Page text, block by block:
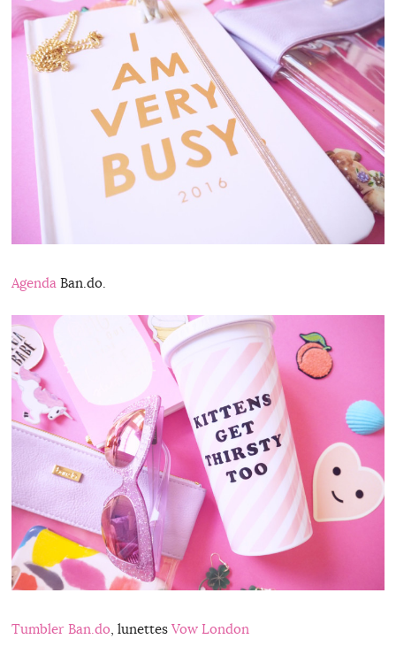
Agenda Ban.do.
Tumbler Ban.do, lunettes Vow London